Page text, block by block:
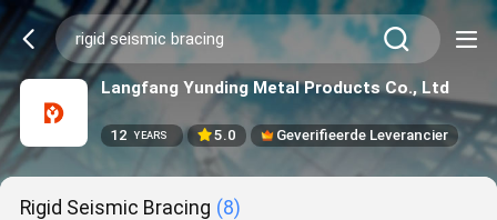
Langfang Yunding Metal Products Co., Ltd
12 YEARS 5.0 Geverifieerde Leverancier
Rigid Seismic Bracing (8)